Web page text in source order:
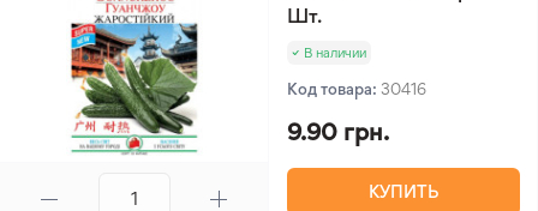
Шт.
В наличии
Код товара: 30416
9.90 грн.
КУПИТЬ